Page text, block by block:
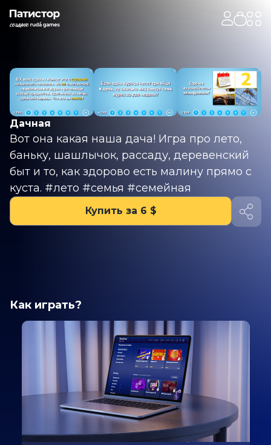
Дачная
Вот она какая наша дача! Игра про лето,
баньку, шашлычок, рассаду, деревенский
быт и то, как здорово есть малину прямо с
куста. #лето #семья #семейная
Купить за 6 $
Как играть?